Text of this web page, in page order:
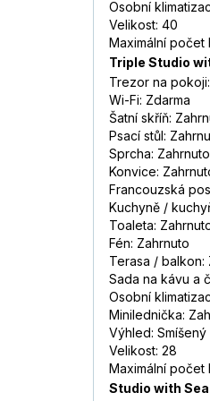
Osobní
Velikost: 40
Maximální počet
Triple Studio
Trezor na
Wi-Fi: Zdarma
Šatní skříň:
Psací stůl:
Sprcha: Zahrnuto
Konvice:
Francouzská
Kuchyně /
Toaleta:
Fén: Zahrnuto
Terasa / balkon:
Sada na kávu a
Osobní
Minilednička:
Výhled:
Velikost: 28
Maximální počet
Studio with